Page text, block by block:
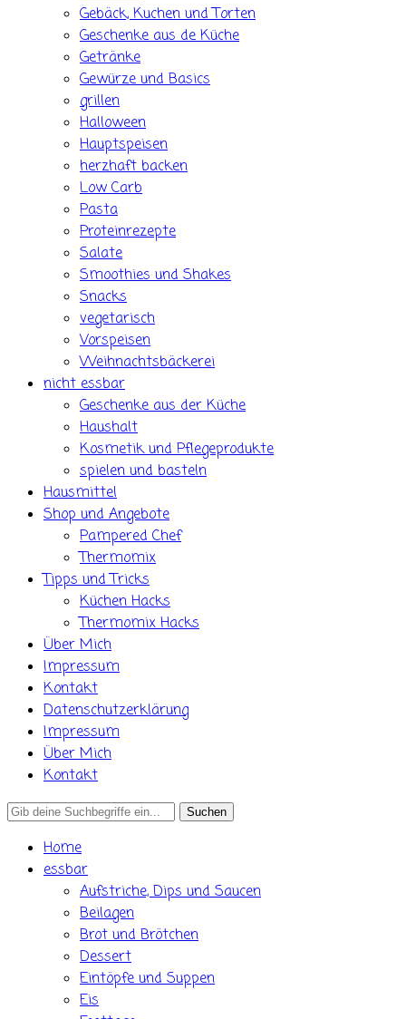
Gebäck, Kuchen und Torten
Geschenke aus de Küche
Getränke
Gewürze und Basics
grillen
Halloween
Hauptspeisen
herzhaft backen
Low Carb
Pasta
Proteinrezepte
Salate
Smoothies und Shakes
Snacks
vegetarisch
Vorspeisen
Weihnachtsbäckerei
nicht essbar
Geschenke aus der Küche
Haushalt
Kosmetik und Pflegeprodukte
spielen und basteln
Hausmittel
Shop und Angebote
Pampered Chef
Thermomix
Tipps und Tricks
Küchen Hacks
Thermomix Hacks
Über Mich
Impressum
Kontakt
Datenschutzerklärung
Impressum
Über Mich
Kontakt
Search
Home
essbar
Aufstriche, Dips und Saucen
Beilagen
Brot und Brötchen
Dessert
Eintöpfe und Suppen
Eis